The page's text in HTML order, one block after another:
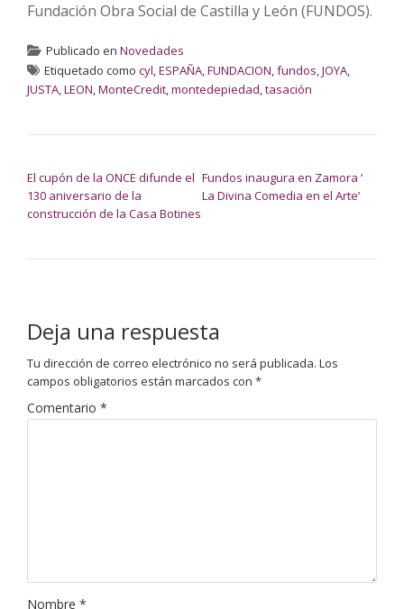
Fundación Obra Social de Castilla y León (FUNDOS).
Publicado en Novedades
Etiquetado como cyl,ESPAÑA,FUNDACION,fundos,JOYA,
JUSTA,LEON,MonteCredit,montedepiedad,tasación
El cupón de la ONCE difunde el
130 aniversario de la
construcción de la Casa Botines
Fundos inaugura en Zamora ‘
La Divina Comedia en el Arte’
Deja una respuesta
Tu dirección de correo electrónico no será publicada. Los
campos obligatorios están marcados con *
Comentario *
Nombre *